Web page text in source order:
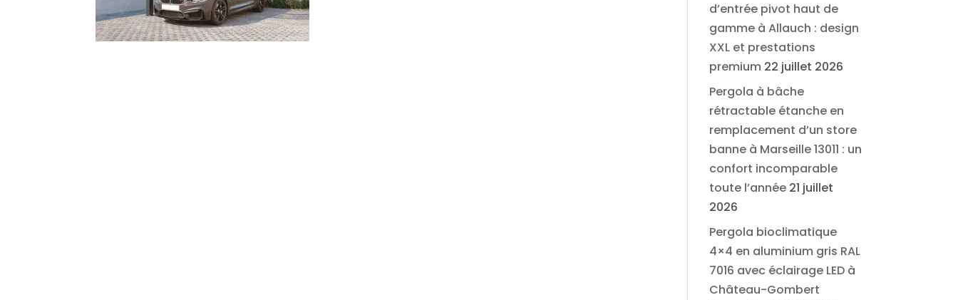
d’entrée pivot haut de
gamme à Allauch : design
XXL et prestations
premium 22 juillet 2026
Pergola à bâche
rétractable étanche en
remplacement d’un store
banne à Marseille 13011 : un
confort incomparable
toute l’année 21 juillet
2026
Pergola bioclimatique
4×4 en aluminium gris RAL
7016 avec éclairage LED à
Château-Gombert